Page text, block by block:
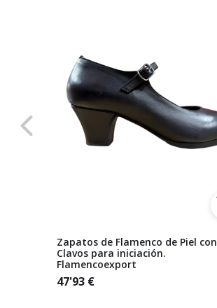
Zapatos de Flamenco de Piel con
Clavos para iniciación.
Flamencoexport
47'93 €